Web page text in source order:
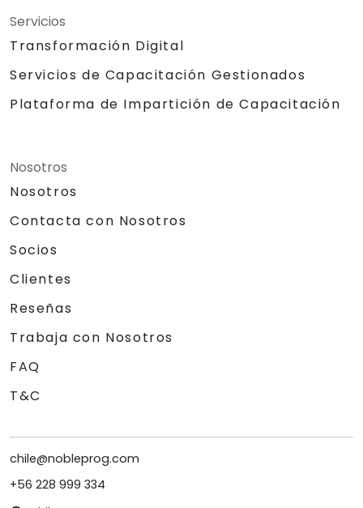
Servicios
Transformación Digital
Servicios de Capacitación Gestionados
Plataforma de Impartición de Capacitación
Nosotros
Nosotros
Contacta con Nosotros
Socios
Clientes
Reseñas
Trabaja con Nosotros
FAQ
T&C
chile@nobleprog.com
+56 228 999 334